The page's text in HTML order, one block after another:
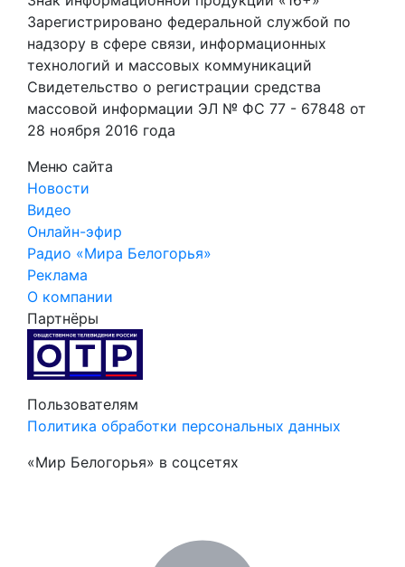
Зарегистрировано федеральной службой по
надзору в сфере связи, информационных
технологий и массовых коммуникаций
Свидетельство о регистрации средства
массовой информации ЭЛ № ФС 77 - 67848 от
28 ноября 2016 года
Меню сайта
Новости
Видео
Онлайн-эфир
Радио «Мира Белогорья»
Реклама
О компании
Партнёры
Пользователям
Политика обработки персональных данных
«Мир Белогорья» в соцсетях